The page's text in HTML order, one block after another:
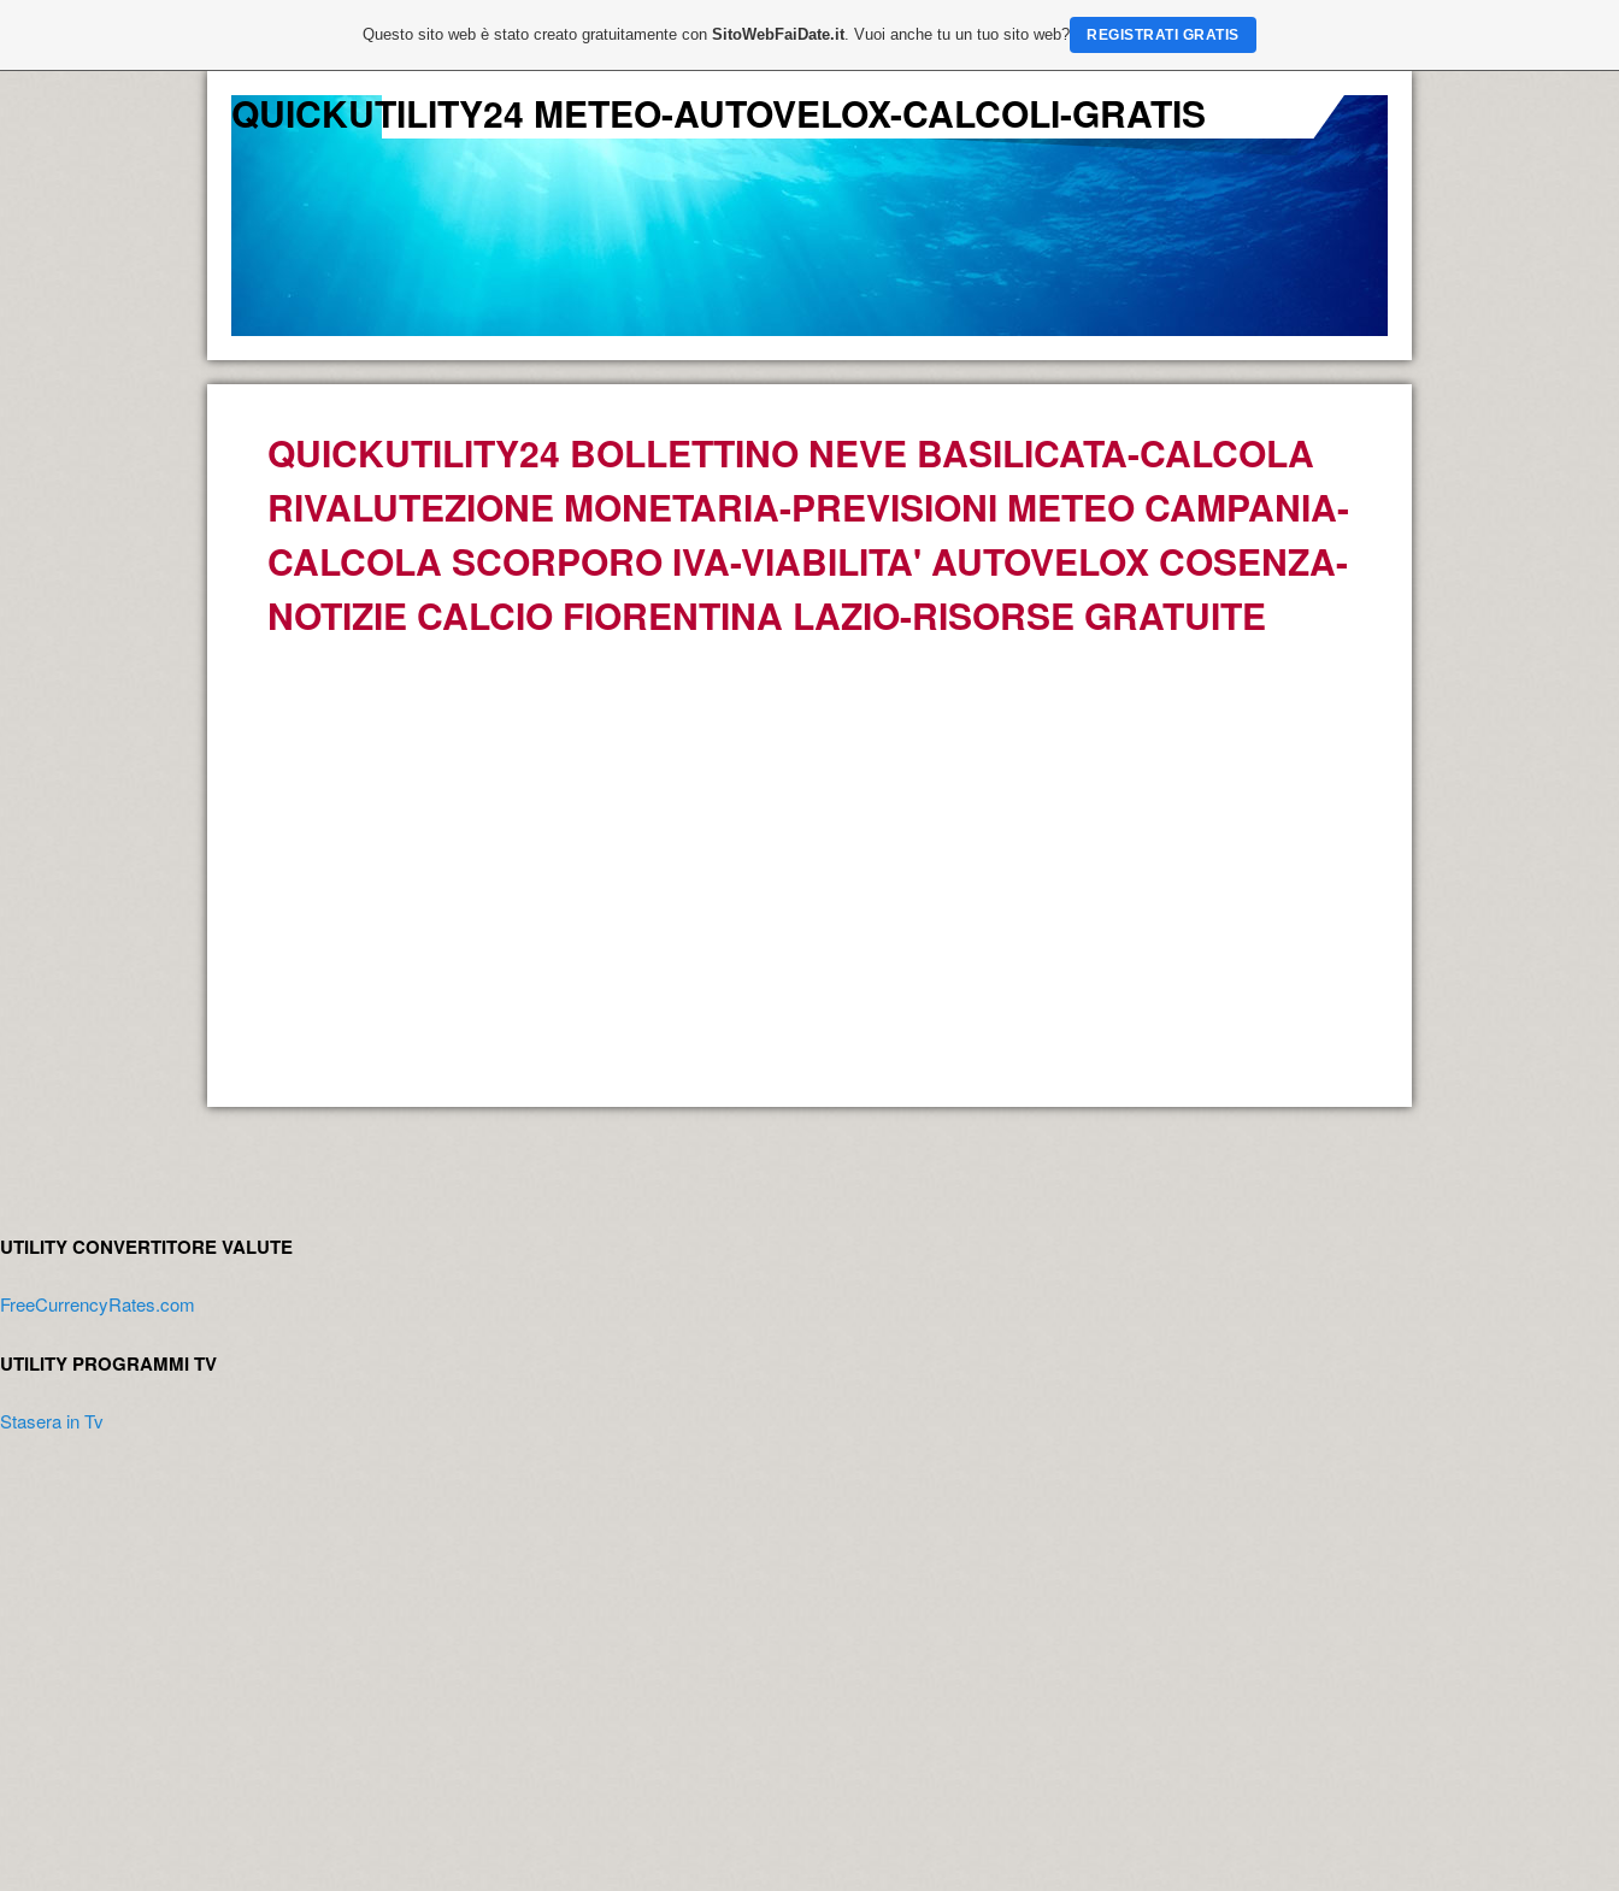
QUICKUTILITY24 METEO-AUTOVELOX-CALCOLI-GRATIS
QUICKUTILITY24 BOLLETTINO NEVE BASILICATA-CALCOLA
RIVALUTEZIONE MONETARIA-PREVISIONI METEO CAMPANIA-
CALCOLA SCORPORO IVA-VIABILITA' AUTOVELOX COSENZA-
NOTIZIE CALCIO FIORENTINA LAZIO-RISORSE GRATUITE
UTILITY CONVERTITORE VALUTE
FreeCurrencyRates.com
UTILITY PROGRAMMI TV
Stasera in Tv
Questo sito web è stato creato gratuitamente conSitoWebFaiDate.it. Vuoi anche tu un tuo sito web? REGISTRATI GRATIS